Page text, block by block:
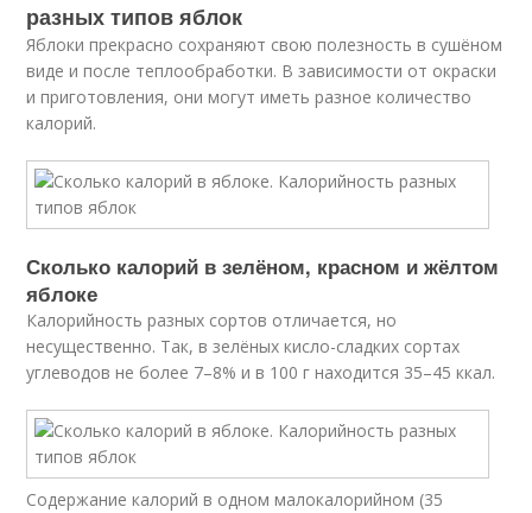
разных типов яблок
Яблоки прекрасно сохраняют свою полезность в сушёном
виде и после теплообработки. В зависимости от окраски
и приготовления, они могут иметь разное количество
калорий.
Сколько калорий в зелёном, красном и жёлтом
яблоке
Калорийность разных сортов отличается, но
несущественно. Так, в зелёных кисло-сладких сортах
углеводов не более 7–8% и в 100 г находится 35–45 ккал.
Содержание калорий в одном малокалорийном (35